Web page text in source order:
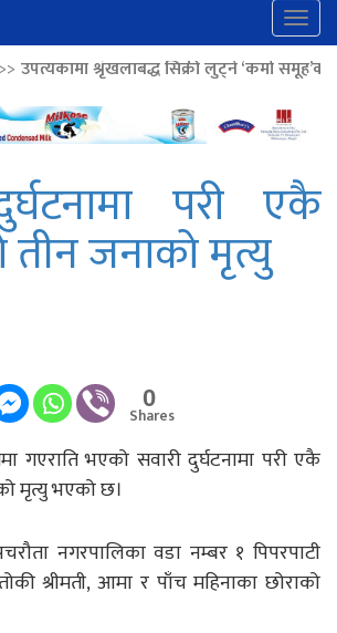
सिक्री लुट्ने ‘कर्मा समूह’का नाइकेसहित पाँच
परी एकै
तीन जनाको मृत्यु
0
Shares
गएराति भएको सवारी दुर्घटनामा परी एकै
मृत्यु भएको छ।
नगरपालिका वडा नम्बर १ पिपरपाटी
श्रीमती, आमा र पाँच महिनाका छोराको